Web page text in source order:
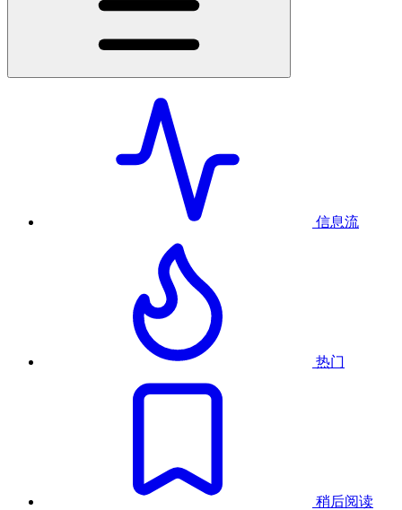
信息流
热门
稍后阅读